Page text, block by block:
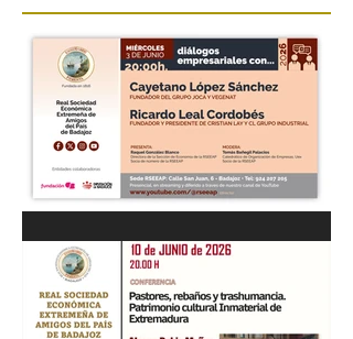
“DIÁLOGOS EMPRESARIALES
CON...” Cayetano López
Sánchez y Ricardo Leal